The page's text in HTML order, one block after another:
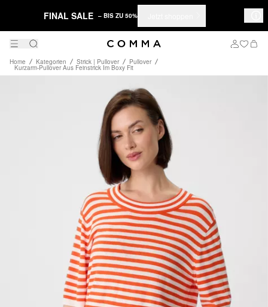
FINAL SALE – BIS ZU 50%
Home Kategorien Strick | Pullover Pullover
Kurzarm-Pullover Aus Feinstrick Im Boxy Fit